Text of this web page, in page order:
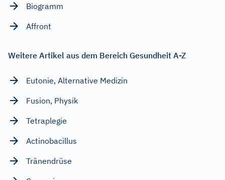
Biogramm
Affront
Weitere Artikel aus dem Bereich Gesundheit A-Z
Eutonie, Alternative Medizin
Fusion, Physik
Tetraplegie
Actinobacillus
Tränendrüse